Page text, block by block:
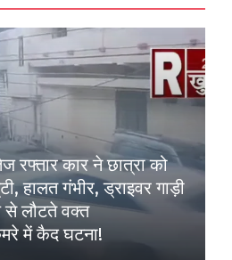
रफ्तार कार ने छात्रा को
हालत गंभीर, ड्राइवर गाड़ी
से लौटते वक्त
में कैद घटना!